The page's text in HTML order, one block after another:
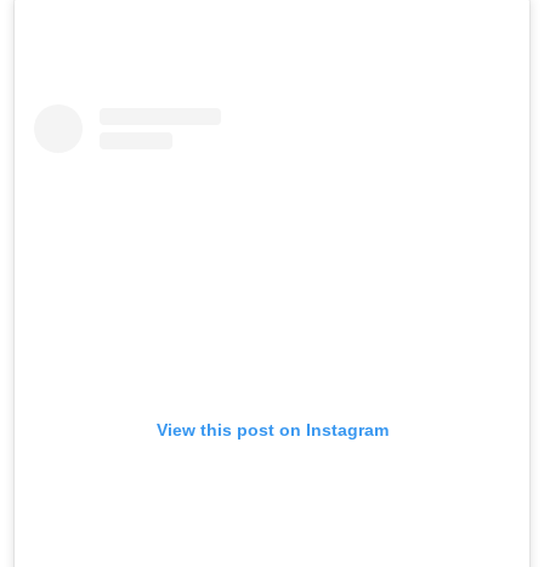
View this post on Instagram